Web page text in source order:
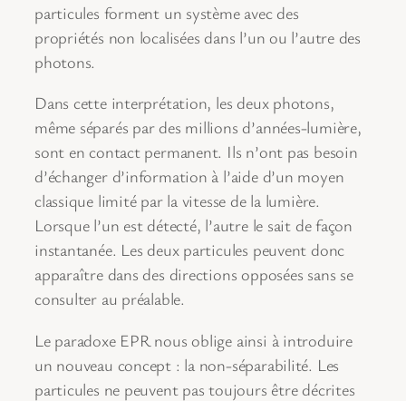
particules forment un système avec des
propriétés non localisées dans l’un ou l’autre des
photons.
Dans cette interprétation, les deux photons,
même séparés par des millions d’années-lumière,
sont en contact permanent. Ils n’ont pas besoin
d’échanger d’information à l’aide d’un moyen
classique limité par la vitesse de la lumière.
Lorsque l’un est détecté, l’autre le sait de façon
instantanée. Les deux particules peuvent donc
apparaître dans des directions opposées sans se
consulter au préalable.
Le paradoxe EPR nous oblige ainsi à introduire
un nouveau concept : la non-séparabilité. Les
particules ne peuvent pas toujours être décrites